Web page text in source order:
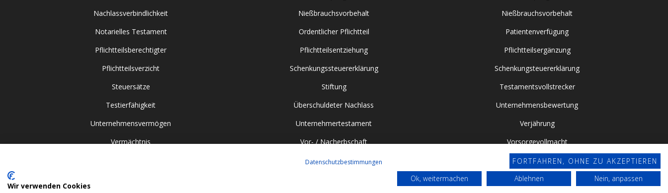
Nachlassverbindlichkeit
Nießbrauchsvorbehalt
Nießbrauchsvorbehalt
Notarielles Testament
Ordentlicher Pflichtteil
Patientenverfügung
Pflichtteilsberechtigter
Pflichtteilsentziehung
Pflichtteilsergänzung
Pflichtteilsverzicht
Schenkungssteuererklärung
Schenkungsteuererklärung
Steuersätze
Stiftung
Testamentsvollstrecker
Testierfähigkeit
Überschuldeter Nachlass
Unternehmensbewertung
Unternehmensvermögen
Unternehmertestament
Verjährung
Vermächtnis
Vor- / Nacherbschaft
Vorsorgevollmacht
© 2024 Gehrlein & Kollegen GbR. All rights reserved. Datenschutz Impressum Webdesign by Conviso
FORTFAHREN, OHNE ZU AKZEPTIEREN
Datenschutzbestimmungen
Wir verwenden Cookies
Ok, weitermachen Ablehnen Nein, anpassen